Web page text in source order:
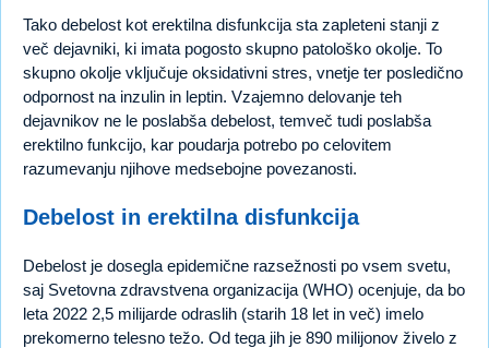
Tako debelost kot erektilna disfunkcija sta zapleteni stanji z
več dejavniki, ki imata pogosto skupno patološko okolje. To
skupno okolje vključuje oksidativni stres, vnetje ter posledično
odpornost na inzulin in leptin. Vzajemno delovanje teh
dejavnikov ne le poslabša debelost, temveč tudi poslabša
erektilno funkcijo, kar poudarja potrebo po celovitem
razumevanju njihove medsebojne povezanosti.
Debelost in erektilna disfunkcija
Debelost je dosegla epidemične razsežnosti po vsem svetu,
saj Svetovna zdravstvena organizacija (WHO) ocenjuje, da bo
leta 2022 2,5 milijarde odraslih (starih 18 let in več) imelo
prekomerno telesno težo. Od tega jih je 890 milijonov živelo z